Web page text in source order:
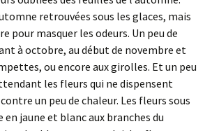
retrouvées sous les glaces, mais
pour masquer les odeurs. Un peu de
à octobre, au début de novembre et
ou encore aux girolles. Et un peu
les fleurs qui ne dispensent
un peu de chaleur. Les fleurs sous
jaune et blanc aux branches du